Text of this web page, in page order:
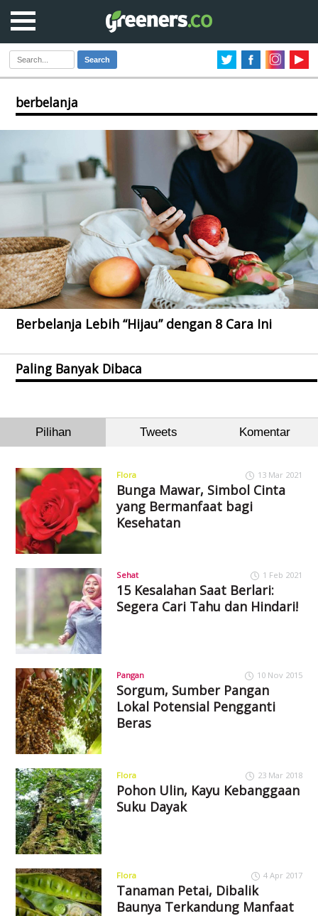
Search
berbelanja
Berbelanja Lebih “Hijau” dengan 8 Cara Ini
Paling Banyak Dibaca
Pilihan Tweets Komentar
Flora 13 Mar 2021
Bunga Mawar, Simbol Cinta
yang Bermanfaat bagi
Kesehatan
Sehat 1 Feb 2021
15 Kesalahan Saat Berlari:
Segera Cari Tahu dan Hindari!
Pangan 10 Nov 2015
Sorgum, Sumber Pangan
Lokal Potensial Pengganti
Beras
Flora 23 Mar 2018
Pohon Ulin, Kayu Kebanggaan
Suku Dayak
Flora 4 Apr 2017
Tanaman Petai, Dibalik
Baunya Terkandung Manfaat